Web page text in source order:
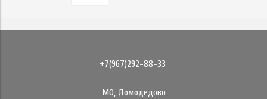
+7(967)292-88-33
МО, Домодедово